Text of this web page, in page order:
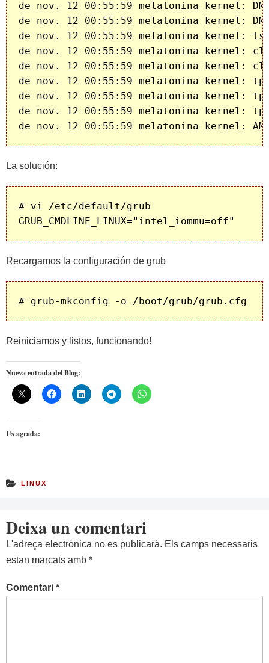
de nov. 12 00:55:59 melatonina kernel:
de nov. 12 00:55:59 melatonina kernel:
de nov. 12 00:55:59 melatonina kernel:
de nov. 12 00:55:59 melatonina kernel:
de nov. 12 00:55:59 melatonina kernel:
de nov. 12 00:55:59 melatonina kernel:
de nov. 12 00:55:59 melatonina kernel:
de nov. 12 00:55:59 melatonina kernel:
La solución:
# vi /etc/default/grub
Recargamos la configuración de grub
Reiniciamos y listos, funcionando!
Nueva entrada del Blog:
Us agrada:
LINUX
Deixa un comentari
L'adreça electrònica no es publicarà. Els camps necessaris
estan marcats amb *
Comentari *